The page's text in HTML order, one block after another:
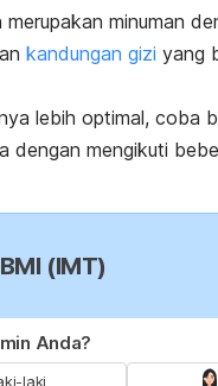
merupakan minuman
kandungan gizi yang
lebih optimal, coba
dengan mengikuti
(IMT)
Anda?
laki